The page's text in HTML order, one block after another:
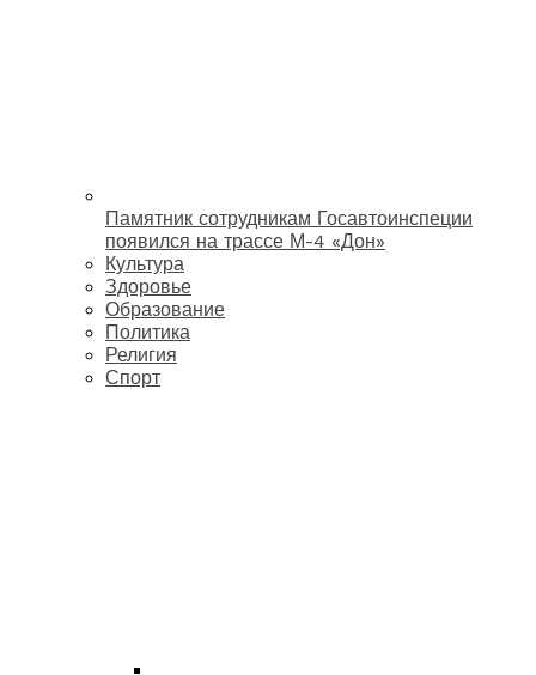
Памятник сотрудникам Госавтоинспеции
появился на трассе М-4 «Дон»
Культура
Здоровье
Образование
Политика
Религия
Спорт